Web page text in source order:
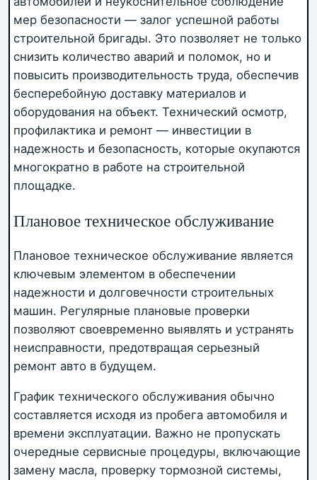
мер безопасности — залог успешной работы
строительной бригады. Это позволяет не только
снизить количество аварий и поломок, но и
повысить производительность труда, обеспечив
бесперебойную доставку материалов и
оборудования на объект. Технический осмотр,
профилактика и ремонт — инвестиции в
надежность и безопасность, которые окупаются
многократно в работе на строительной
площадке.
Плановое техническое обслуживание
Плановое техническое обслуживание является
ключевым элементом в обеспечении
надежности и долговечности строительных
машин. Регулярные плановые проверки
позволяют своевременно выявлять и устранять
неисправности, предотвращая серьезный
ремонт авто в будущем.
График технического обслуживания обычно
составляется исходя из пробега автомобиля и
времени эксплуатации. Важно не пропускать
очередные сервисные процедуры, включающие
замену масла, проверку тормозной системы,